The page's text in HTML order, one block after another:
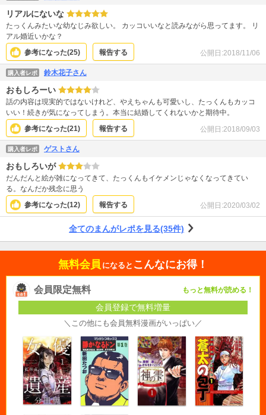
リアルにないな
たっくんみたいな幼なじみ欲しい。 カッコいいなと読みながら思ってます。 リ
アル婚近いかな？
参考になった(25) 報告する 公開日:2018/11/06
購入者レポ 鈴木花子さん
おもしろーい
話の内容は現実的ではないけれど、やえちゃんも可愛いし、たっくんもカッコ
いい！続きが気になってしまう。本当に結婚してくれないかと期待中。
参考になった(21) 報告する 公開日:2018/09/03
購入者レポ ゲストさん
おもしろいが
だんだんと絵が雑になってきて、たっくんもイケメンじゃなくなってきてい
る。なんだか残念に思う
参考になった(12) 報告する 公開日:2020/03/02
全てのまんがレポを見る(35件)
無料会員 になると こんなにお得！
会員限定無料 もっと無料が読める！
会員登録で無料増量
＼この他にも会員無料漫画がいっぱい／